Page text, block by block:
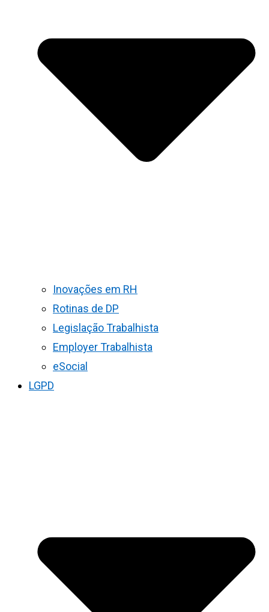
Inovações em RH
Rotinas de DP
Legislação Trabalhista
Employer Trabalhista
eSocial
LGPD